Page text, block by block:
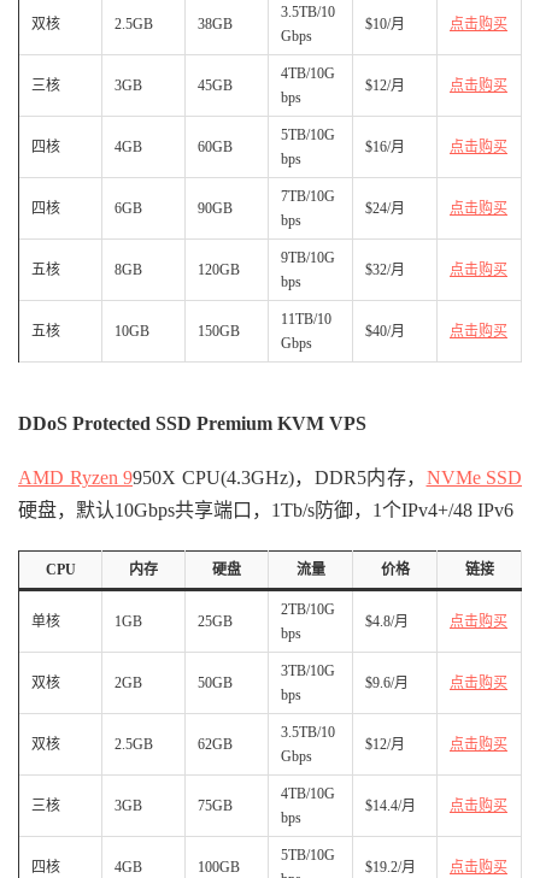
双核 2.5GB 38GB
3.5TB/10
Gbps
$10/月 点击购买
三核 3GB 45GB
4TB/10G
bps
$12/月 点击购买
四核 4GB 60GB
5TB/10G
bps
$16/月 点击购买
四核 6GB 90GB
7TB/10G
bps
$24/月 点击购买
五核 8GB 120GB
9TB/10G
bps
$32/月 点击购买
五核 10GB 150GB
11TB/10
Gbps
$40/月 点击购买
DDoS Protected SSD Premium KVM VPS
AMD Ryzen 9950X CPU(4.3GHz)，DDR5内存， NVMe SSD
硬盘，默认10Gbps共享端口，1Tb/s防御，1个IPv4+/48 IPv6
CPU 内存 硬盘 流量 价格 链接
单核 1GB 25GB
2TB/10G
bps
$4.8/月 点击购买
双核 2GB 50GB
3TB/10G
bps
$9.6/月 点击购买
双核 2.5GB 62GB
3.5TB/10
Gbps
$12/月 点击购买
三核 3GB 75GB
4TB/10G
bps
$14.4/月 点击购买
四核 4GB 100GB
5TB/10G
$19.2/月 点击购买